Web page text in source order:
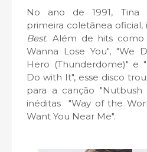
No ano de 1991, Tina
primeira coletânea oficial,
Best. Além de hits como
Wanna Lose You", "We
Hero (Thunderdome)" e
Do with It", esse disco
para a canção "Nutbush
inéditas "Way of the
Want You Near Me".